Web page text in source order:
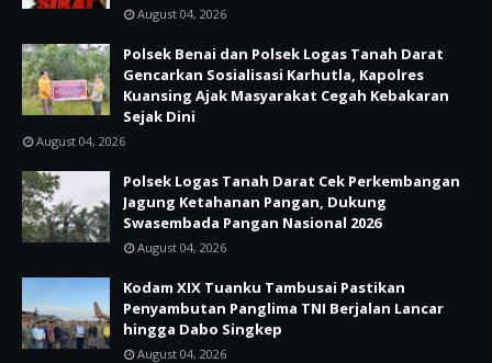
August 04, 2026
Polsek Benai dan Polsek Logas Tanah Darat
Gencarkan Sosialisasi Karhutla, Kapolres
Kuansing Ajak Masyarakat Cegah Kebakaran
Sejak Dini
August 04, 2026
Polsek Logas Tanah Darat Cek Perkembangan
Jagung Ketahanan Pangan, Dukung
Swasembada Pangan Nasional 2026
August 04, 2026
Kodam XIX Tuanku Tambusai Pastikan
Penyambutan Panglima TNI Berjalan Lancar
hingga Dabo Singkep
August 04, 2026